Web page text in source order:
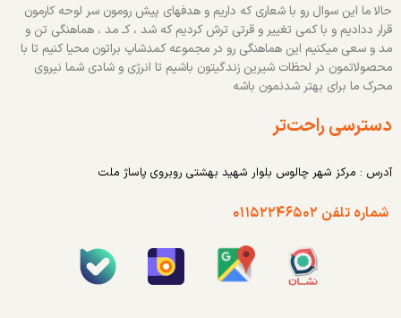
حالا ما این سوال رو با شعاری که داریم و هدفهای پیش رومون سر لوحه کارمون
قرار ددادیم و با کمی تغییر و قرتی ترش کردیم که شد ، کـ مد ، هماهنگی تن و
مد و سعی میکنیم این هماهنگی رو در مجموعه کمدشاپ براتون محیا کنیم تا با
محصولاتمون در لحظات شیرین زندگیتون باشیم تا انرژی و شادی شما نیروی
محرک ما برای بهتر شدنمون باشه
دسترسی راحت‌تر
آدرس : مرکز شهر چالوس بلوار شهید بهشتی روبروی پاساژ ملت
شماره تلفن ۰۱۱۵۲۲۴۶۵۰۲